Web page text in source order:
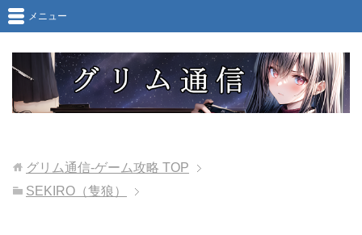
メニュー
グリム通信-ゲーム攻略 TOP
SEKIRO（隻狼）